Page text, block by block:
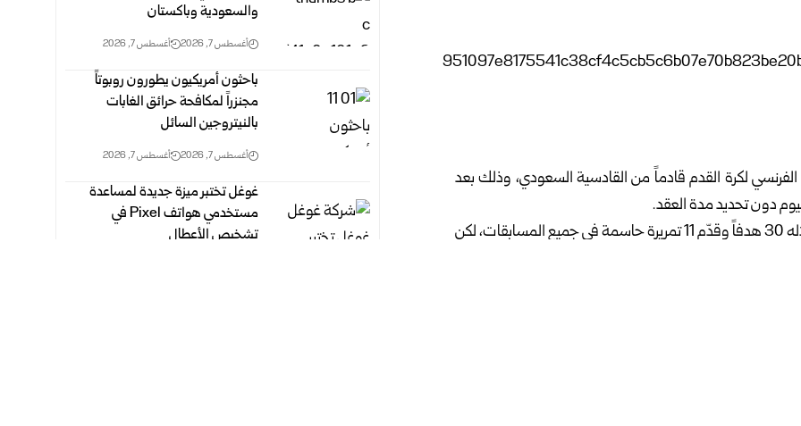
الفرنسي لكرة القدم قادماً من القادسية السعودي، وذلك بعد
دون تحديد مدة العقد.
وغادر الغابوني مرسيليا بعد موسم ناجح في 2024، سجّل خلاله 30 هدفاً وقدّم 11 تمريرة حاسمة في جميع المسابقات، لكن
والسعودية وباكستان
أغسطس 7, 2026 أغسطس 7, 2026
باحثون أمريكيون يطورون روبوتاً
مجنزراً لمكافحة حرائق الغابات
بالنيتروجين السائل
أغسطس 7, 2026 أغسطس 7, 2026
غوغل تختبر ميزة جديدة لمساعدة
مستخدمي هواتف Pixel في
تشخيص الأعطال